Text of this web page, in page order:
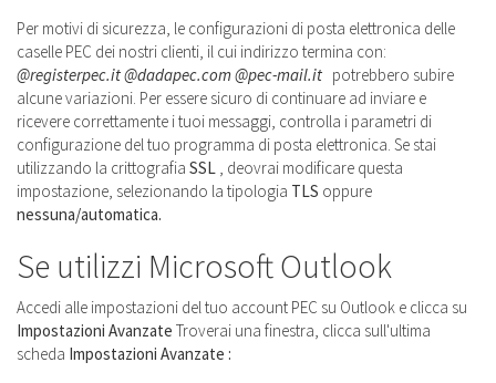
Per motivi di sicurezza, le configurazioni di posta elettronica delle
caselle PEC dei nostri clienti, il cui indirizzo termina con:
@registerpec.it@dadapec.com@pec-mail.it potrebbero subire
alcune variazioni. Per essere sicuro di continuare ad inviare e
ricevere correttamente i tuoi messaggi, controlla i parametri di
configurazione del tuo programma di posta elettronica. Se stai
utilizzando la crittografia SSL , deovrai modificare questa
impostazione, selezionando la tipologia TLS oppure
nessuna/automatica.
Se utilizzi Microsoft Outlook
Accedi alle impostazioni del tuo account PEC su Outlook e clicca su
Impostazioni Avanzate Troverai una finestra, clicca sull'ultima
scheda Impostazioni Avanzate :